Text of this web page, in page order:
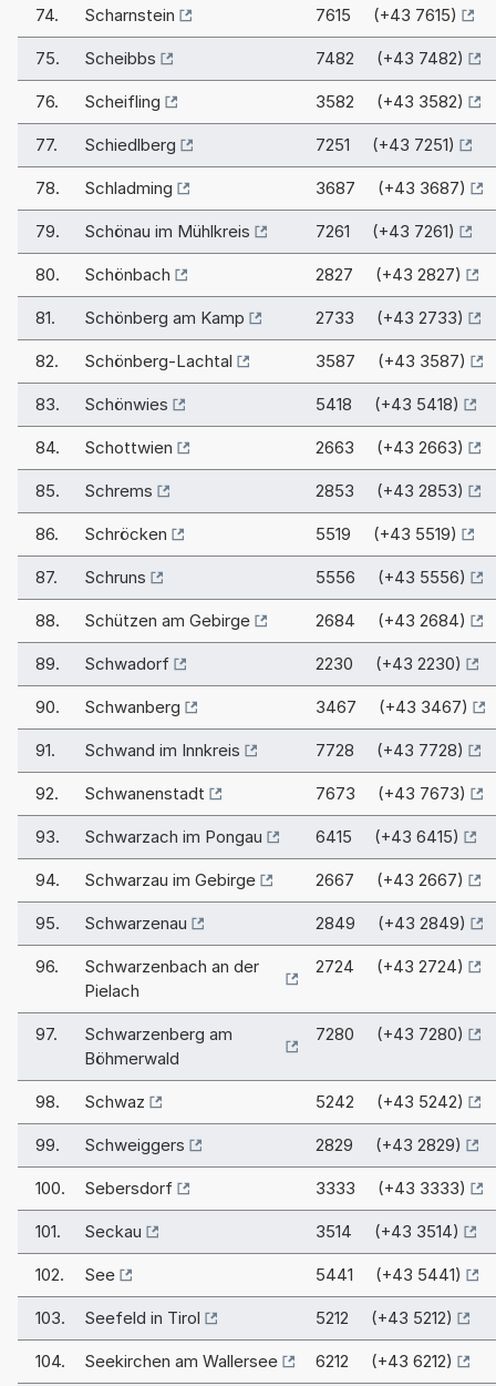
74. Scharnstein 7615 (+43 7615)
75. Scheibbs 7482 (+43 7482)
76. Scheifling 3582 (+43 3582)
77. Schiedlberg 7251 (+43 7251)
78. Schladming 3687 (+43 3687)
79. Schönau im Mühlkreis 7261 (+43 7261)
80. Schönbach 2827 (+43 2827)
81. Schönberg am Kamp 2733 (+43 2733)
82. Schönberg-Lachtal 3587 (+43 3587)
83. Schönwies 5418 (+43 5418)
84. Schottwien 2663 (+43 2663)
85. Schrems 2853 (+43 2853)
86. Schröcken 5519 (+43 5519)
87. Schruns 5556 (+43 5556)
88. Schützen am Gebirge 2684 (+43 2684)
89. Schwadorf 2230 (+43 2230)
90. Schwanberg 3467 (+43 3467)
91. Schwand im Innkreis 7728 (+43 7728)
92. Schwanenstadt 7673 (+43 7673)
93. Schwarzach im Pongau 6415 (+43 6415)
94. Schwarzau im Gebirge 2667 (+43 2667)
95. Schwarzenau 2849 (+43 2849)
96.
Schwarzenbach an der
Pielach
2724 (+43 2724)
97.
Schwarzenberg am
Böhmerwald
7280 (+43 7280)
98. Schwaz 5242 (+43 5242)
99. Schweiggers 2829 (+43 2829)
100. Sebersdorf 3333 (+43 3333)
101. Seckau 3514 (+43 3514)
102. See 5441 (+43 5441)
103. Seefeld in Tirol 5212 (+43 5212)
104. Seekirchen am Wallersee 6212 (+43 6212)